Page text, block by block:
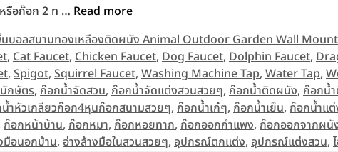
รือก๊อก 2 ท … Read more
บอลสนามทองเหลืองติดผนัง Animal Outdoor Garden Wall
, Cat Faucet, Chicken Faucet, Dog Faucet, Dolphin Faucet,
, Spigot, Squirrel Faucet, Washing Machine Tap, Water Tap,
กษัตร, ก๊อกน้ำจัดสวน, ก๊อกน้ำจัดแต่งสวนสวยๆ, ก๊อกน้ำติดผนัง, ก๊อกน้
ำหัวเกลียวก๊อก4หุนก๊อกสนามสวยๆ, ก๊อกน้ำเก๋ๆ, ก๊อกน้ำเย็น, ก๊อกน้ำแ
ก๊อกหน้าบ้าน, ก๊อกหมา, ก๊อกหอยทาก, ก๊อกออกกำแพง, ก๊อกออกจากผนั
มือนอกบ้าน, อ่างล้างมือในสวนสวยๆ, อุปกรณ์ตกแต่ง, อุปกรณ์แต่งสวน,